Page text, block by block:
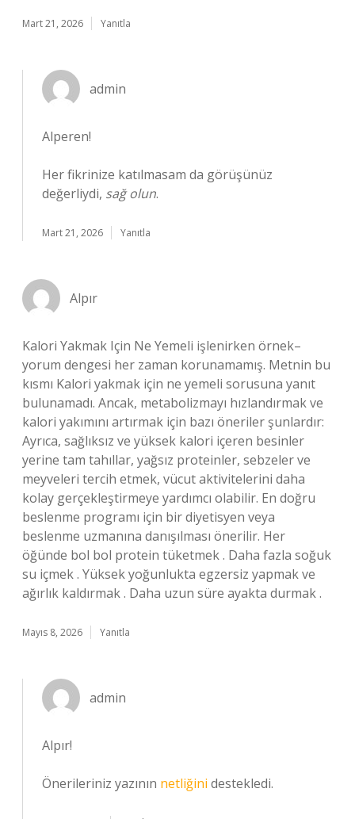
Mart 21, 2026 Yanıtla
admin
Alperen!
Her fikrinize katılmasam da görüşünüz
değerliydi, sağ olun.
Mart 21, 2026 Yanıtla
Alpır
Kalori Yakmak Için Ne Yemeli işlenirken örnek–
yorum dengesi her zaman korunamamış. Metnin bu
kısmı Kalori yakmak için ne yemeli sorusuna yanıt
bulunamadı. Ancak, metabolizmayı hızlandırmak ve
kalori yakımını artırmak için bazı öneriler şunlardır:
Ayrıca, sağlıksız ve yüksek kalori içeren besinler
yerine tam tahıllar, yağsız proteinler, sebzeler ve
meyveleri tercih etmek, vücut aktivitelerini daha
kolay gerçekleştirmeye yardımcı olabilir. En doğru
beslenme programı için bir diyetisyen veya
beslenme uzmanına danışılması önerilir. Her
öğünde bol bol protein tüketmek . Daha fazla soğuk
su içmek . Yüksek yoğunlukta egzersiz yapmak ve
ağırlık kaldırmak . Daha uzun süre ayakta durmak .
Mayıs 8, 2026 Yanıtla
admin
Alpır!
Önerileriniz yazının netliğini destekledi.